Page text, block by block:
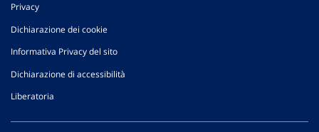
Privacy
Dichiarazione dei cookie
Informativa Privacy del sito
Dichiarazione di accessibilità
Liberatoria